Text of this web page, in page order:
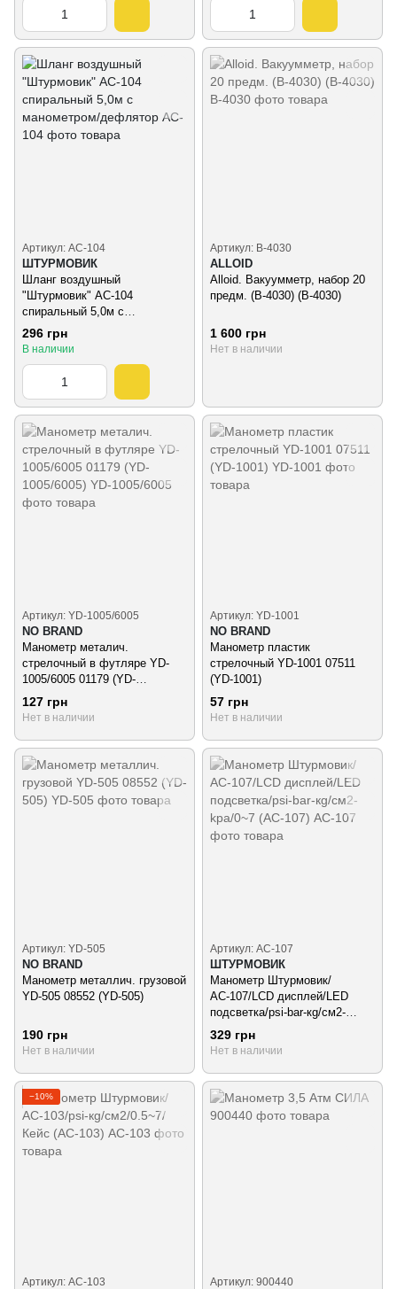
Артикул: AC-104
ШТУРМОВИК
Шланг воздушный
"Штурмовик" AC-104
спиральный 5,0м с
манометром/дефлятор
296 грн
В наличии
Артикул: В-4030
ALLOID
Alloid. Вакуумметр, набор 20
предм. (В-4030) (В-4030)
1 600 грн
Нет в наличии
Артикул: YD-1005/6005
NO BRAND
Манометр металич.
стрелочный в футляре YD-
1005/6005 01179 (YD-
1005/6005)
127 грн
Нет в наличии
Артикул: YD-1001
NO BRAND
Манометр пластик
стрелочный YD-1001 07511
(YD-1001)
57 грн
Нет в наличии
Артикул: YD-505
NO BRAND
Манометр металлич. грузовой
YD-505 08552 (YD-505)
190 грн
Нет в наличии
Артикул: АС-107
ШТУРМОВИК
Манометр Штурмовик/
АС-107/LCD дисплей/LED
подсветка/psi-bar-кg/см2-
kpa/0~7 (АС-107)
329 грн
Нет в наличии
−10%
Артикул: АС-103 Артикул: 900440